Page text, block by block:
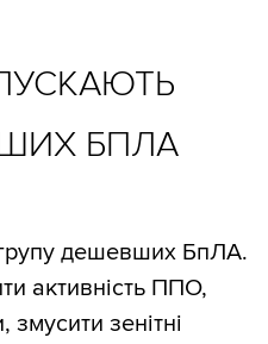
БПЛА
дешевших БпЛА.
активність ППО,
зенітні